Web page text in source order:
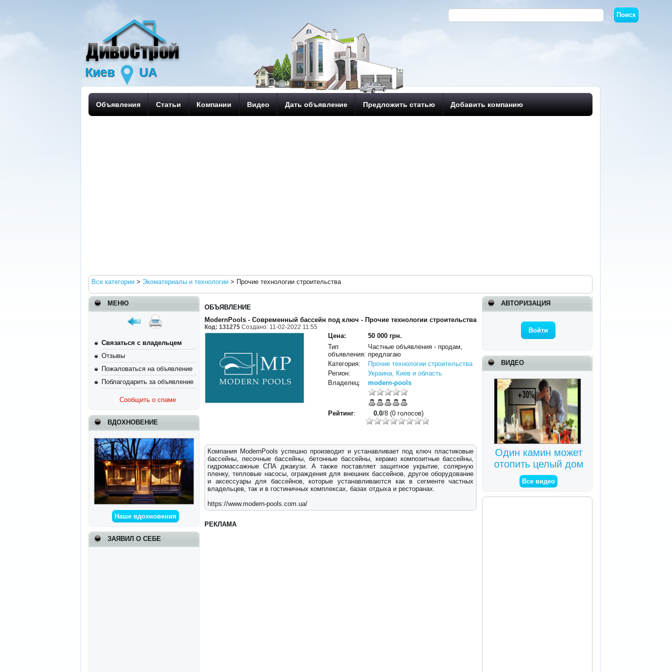
Киев UA
Объявления Статьи Компании Видео Дать объявление Предложить статью Добавить компанию
Все категории > Экоматериалы и технологии > Прочие технологии строительства
МЕНЮ
Связаться с владельцем
Отзывы
Пожаловаться на объявление
Поблагодарить за объявление
Сообщить о спаме
ВДОХНОВЕНИЕ
Наше вдохновения
ЗАЯВИЛ О СЕБЕ
АВТОРИЗАЦИЯ
Войти
ВИДЕО
Один камин может
отопить целый дом
Все видео
ОБЪЯВЛЕНИЕ
ModernPools - Современный бассейн под ключ - Прочие технологии строительства
Код:131275 Создано: 11-02-2022 11:55
Цена:
50 000 грн.
Тип
объявления:
Частные объявления - продам,
предлагаю
Категория:
Прочие технологии строительства
Регион:
Украина, Киев и область
Владелец:
modern-pools
Рейтинг: 0.0/8 (0 голосов)
Компания ModernPools успешно производит и устанавливает под ключ пластиковые
бассейны, песочные бассейны, бетонные бассейны, керамо композитные бассейны,
гидромассажные СПА джакузи. А также поставляет защитное укрытие, солярную
пленку, тепловые насосы, ограждения для внешних бассейнов, другое оборудование
и аксессуары для бассейнов, которые устанавливаются как в сегменте частных
владельцев, так и в гостиничных комплексах, базах отдыха и ресторанах.
https://www.modern-pools.com.ua/
РЕКЛАМА